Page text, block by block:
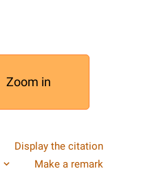
Zoom in
Display the citation
Make a remark